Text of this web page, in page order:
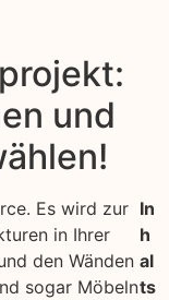
und
Es wird zur
in Ihrer
den Wänden
sogar Möbeln
In
h
al
ts